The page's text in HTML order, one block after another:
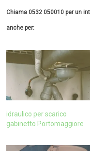
Chiama 0532 050010 per un
anche per:
idraulico per scarico
gabinetto Portomaggiore